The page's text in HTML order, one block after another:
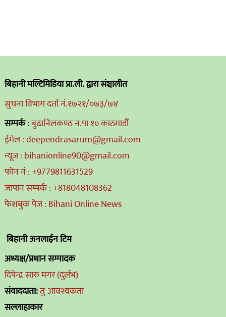
बिहानी मल्टिमिडिया प्रा.ली. द्वारा संञ्चालीत
सुचना विभाग दर्ता नं.१७२१/०७३/७४
सम्पर्क :बुढानिलकण्ठ न.पा १० काठमाडौं
ईमेल : deependrasarum@gmail.com
न्यूज : bihanionline90@gmail.com
फोन नं : +9779811631529
जापान सम्पर्क : +818048108362
फेशबुक पेज : Bihani Online News
बिहानी अनलाईन टिम
अध्यक्ष/प्रधान सम्पादक
दिपेन्द्र सारु मगर (दुर्लभ)
संवाददाता:तु-आवश्यकता
सल्लाहाकार